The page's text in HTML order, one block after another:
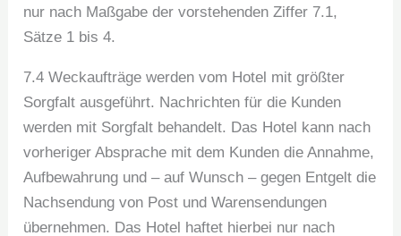
nur nach Maßgabe der vorstehenden Ziffer 7.1,
Sätze 1 bis 4.
7.4 Weckaufträge werden vom Hotel mit größter
Sorgfalt ausgeführt. Nachrichten für die Kunden
werden mit Sorgfalt behandelt. Das Hotel kann nach
vorheriger Absprache mit dem Kunden die Annahme,
Aufbewahrung und – auf Wunsch – gegen Entgelt die
Nachsendung von Post und Warensendungen
übernehmen. Das Hotel haftet hierbei nur nach